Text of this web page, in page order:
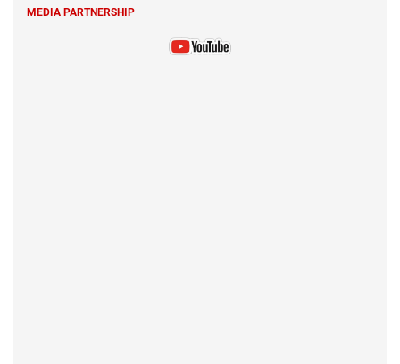
MEDIA PARTNERSHIP